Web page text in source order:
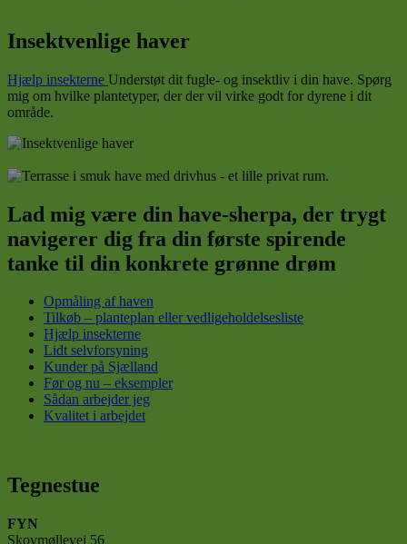
Insektvenlige haver
Hjælp insekterne Understøt dit fugle- og insektliv i din have. Spørg
mig om hvilke plantetyper, der der vil virke godt for dyrene i dit
område.
Lad mig være din have-sherpa, der trygt
navigerer dig fra din første spirende
tanke til din konkrete grønne drøm
Opmåling af haven
Tilkøb – planteplan eller vedligeholdelsesliste
Hjælp insekterne
Lidt selvforsyning
Kunder på Sjælland
Før og nu – eksempler
Sådan arbejder jeg
Kvalitet i arbejdet
Tegnestue
FYN
Skovmøllevej 56
Absolut nødvendige cookies muliggør
brugerlogin og kontoadministration. Hjemmesiden
kan ikke bruges korrekt uden de absolut
nødvendige cookies.
Navn
Udbyder/
Domæne
Udløbsdato
CookieLawInfoConsent
cookielawinfo-